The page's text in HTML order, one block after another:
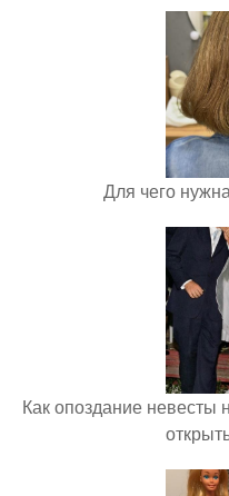
Для чего
Как опоздание невесты